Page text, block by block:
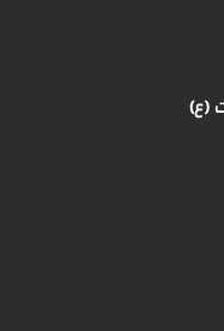
(ع)